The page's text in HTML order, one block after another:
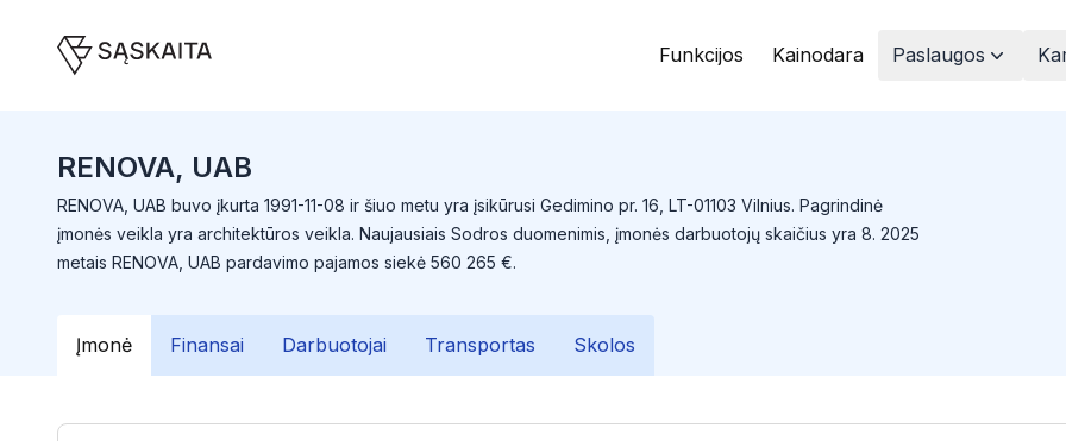
Funkcijos Kainodara Paslaugos
RENOVA, UAB
RENOVA, UAB buvo įkurta 1991-11-08 ir šiuo metu yra įsikūrusi Gedimino pr. 16, LT-01103 Vilnius. Pagrindinė
įmonės veikla yra architektūros veikla. Naujausiais Sodros duomenimis, įmonės darbuotojų skaičius yra 8. 2025
metais RENOVA, UAB pardavimo pajamos siekė 560 265 €.
Įmonė Finansai Darbuotojai Transportas Skolos